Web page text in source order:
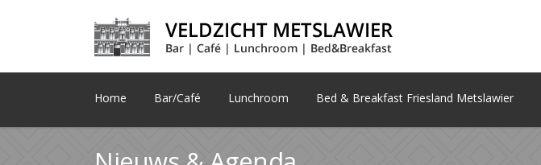
Home Bar/Café Lunchroom Bed & Breakfast Friesland Metslawier